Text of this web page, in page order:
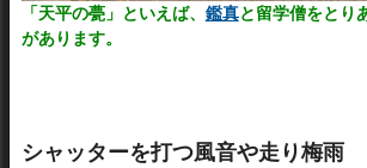
「天平の甍」といえば、 鑑真と留学僧をとり
があります。
シャッターを打つ風音や走り梅雨